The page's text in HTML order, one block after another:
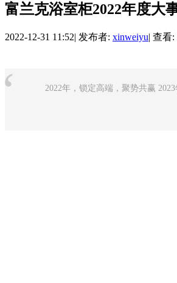
富兰克浴室柜2022年度大
2022-12-31 11:52| 发布者: xinweiyu| 查看:
2022年，锁定高端，聚势共赢